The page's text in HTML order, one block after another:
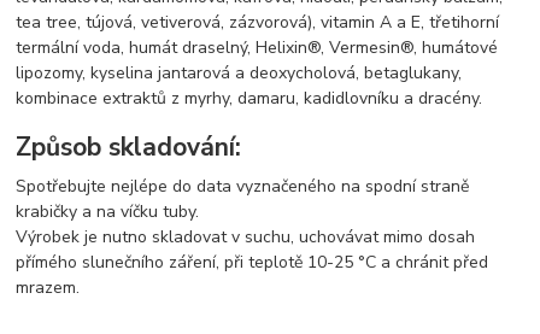
tea tree, tújová, vetiverová, zázvorová), vitamin A a E, třetihorní
termální voda, humát draselný, Helixin®, Vermesin®, humátové
lipozomy, kyselina jantarová a deoxycholová, betaglukany,
kombinace extraktů z myrhy, damaru, kadidlovníku a dracény.
Způsob skladování:
Spotřebujte nejlépe do data vyznačeného na spodní straně
krabičky a na víčku tuby.
Výrobek je nutno skladovat v suchu, uchovávat mimo dosah
přímého slunečního záření, při teplotě 10-25 °C a chránit před
mrazem.